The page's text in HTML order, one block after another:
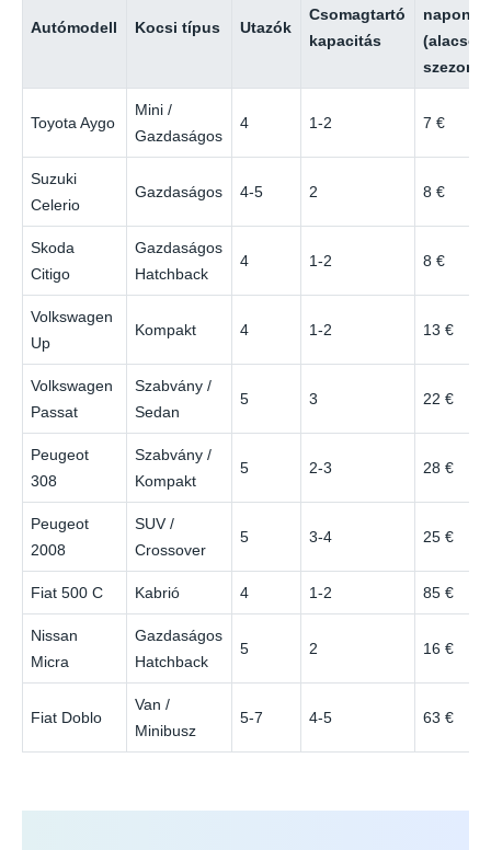
Autómodell Kocsi típus Utazók
Csomagtartó
kapacitás
naponta
szezon)
Toyota Aygo
Mini /
Gazdaságos
4 1-2 7 €
Suzuki
Celerio
Gazdaságos 4-5 2 8 €
Skoda
Citigo
Gazdaságos
Hatchback
4 1-2 8 €
Volkswagen
Up
Kompakt 4 1-2 13 €
Volkswagen
Passat
Szabvány /
Sedan
5 3 22 €
Peugeot
308
Szabvány /
Kompakt
5 2-3 28 €
Peugeot
2008
SUV /
Crossover
5 3-4 25 €
Fiat 500 C Kabrió 4 1-2 85 €
Nissan
Micra
Gazdaságos
Hatchback
5 2 16 €
Fiat Doblo
Van /
Minibusz
5-7 4-5 63 €